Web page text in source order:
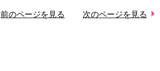
前のページを見る 次のページを見る